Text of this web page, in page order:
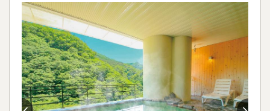
湯上り処
飲み物
◯
アイス
マッサージ機
✕
テレビ・雑誌・新聞
畳
✕